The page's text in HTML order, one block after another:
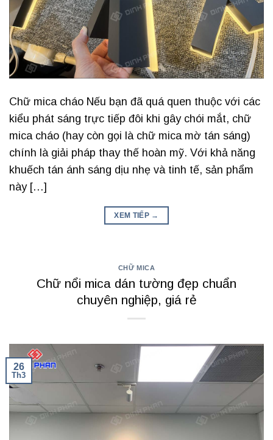
Chữ mica cháo Nếu bạn đã quá quen thuộc với các
kiểu phát sáng trực tiếp đôi khi gây chói mắt, chữ
mica cháo (hay còn gọi là chữ mica mờ tán sáng)
chính là giải pháp thay thế hoàn mỹ. Với khả năng
khuếch tán ánh sáng dịu nhẹ và tinh tế, sản phẩm
này […]
XEM TIẾP →
CHỮ MICA
Chữ nổi mica dán tường đẹp chuẩn
chuyên nghiệp, giá rẻ
26
Th3